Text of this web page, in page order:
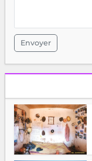
Envoyer